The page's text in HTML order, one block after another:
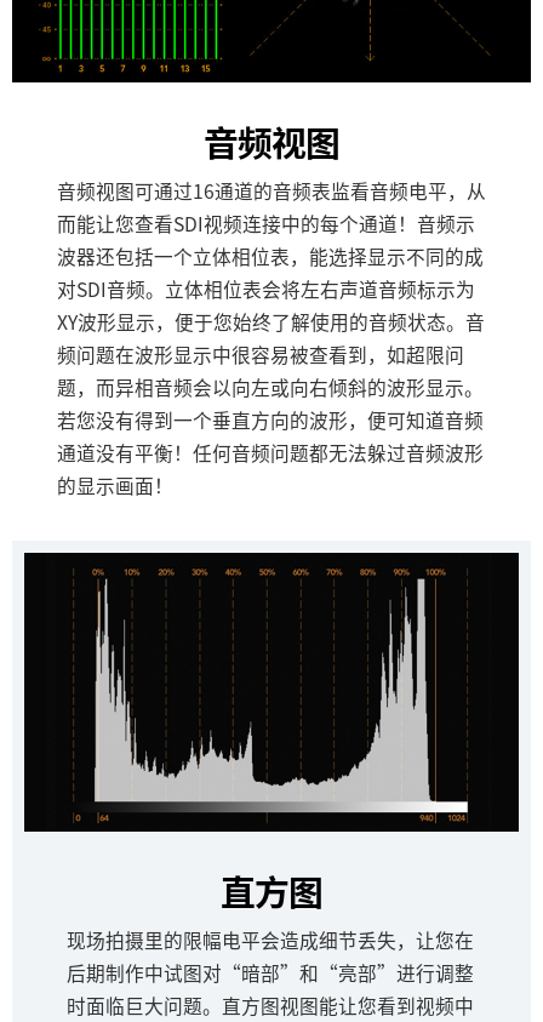
音频视图
音频视图可通过16通道的音频表监看音频电平，从
而能让您查看SDI视频连接中的每个通道！音频示
波器还包括一个立体相位表，能选择显示不同的成
对SDI音频。立体相位表会将左右声道音频标示为
XY波形显示，便于您始终了解使用的音频状态。音
频问题在波形显示中很容易被查看到，如超限问
题，而异相音频会以向左或向右倾斜的波形显示。
若您没有得到一个垂直方向的波形，便可知道音频
通道没有平衡！任何音频问题都无法躲过音频波形
的显示画面！
直方图
现场拍摄里的限幅电平会造成细节丢失，让您在
后期制作中试图对“暗部”和“亮部”进行调整
时面临巨大问题。直方图视图能让您看到视频中